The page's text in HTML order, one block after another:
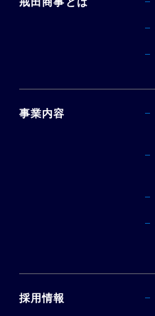
事業内容
採用情報